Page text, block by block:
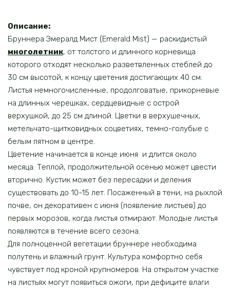
Описание:
Бруннера Эмералд Мист (Emerald Mist) — раскидистый
многолетник, от толстого и длинного корневища
которого отходят несколько разветвленных стеблей до
30 см высотой, к концу цветения достигающих 40 см.
Листья немногочисленные, продолговатые, прикорневые
на длинных черешках, сердцевидные с острой
верхушкой, до 25 см длиной. Цветки в верхушечных,
метельчато-щитковидных соцветиях, темно-голубые с
белым пятном в центре.
Цветение начинается в конце июня и длится около
месяца. Теплой, продолжительной осенью может цвести
вторично. Кустик может без пересадки и деления
существовать до 10-15 лет. Посаженный в тени, на рыхлой
почве, он декоративен с июня (появление листьев) до
первых морозов, когда листья отмирают. Молодые листья
появляются в течение всего сезона.
Для полноценной вегетации бруннере необходима
полутень и влажный грунт. Культура комфортно себя
чувствует под кроной крупномеров. На открытом участке
на листьях могут появиться ожоги, при дефиците влаги